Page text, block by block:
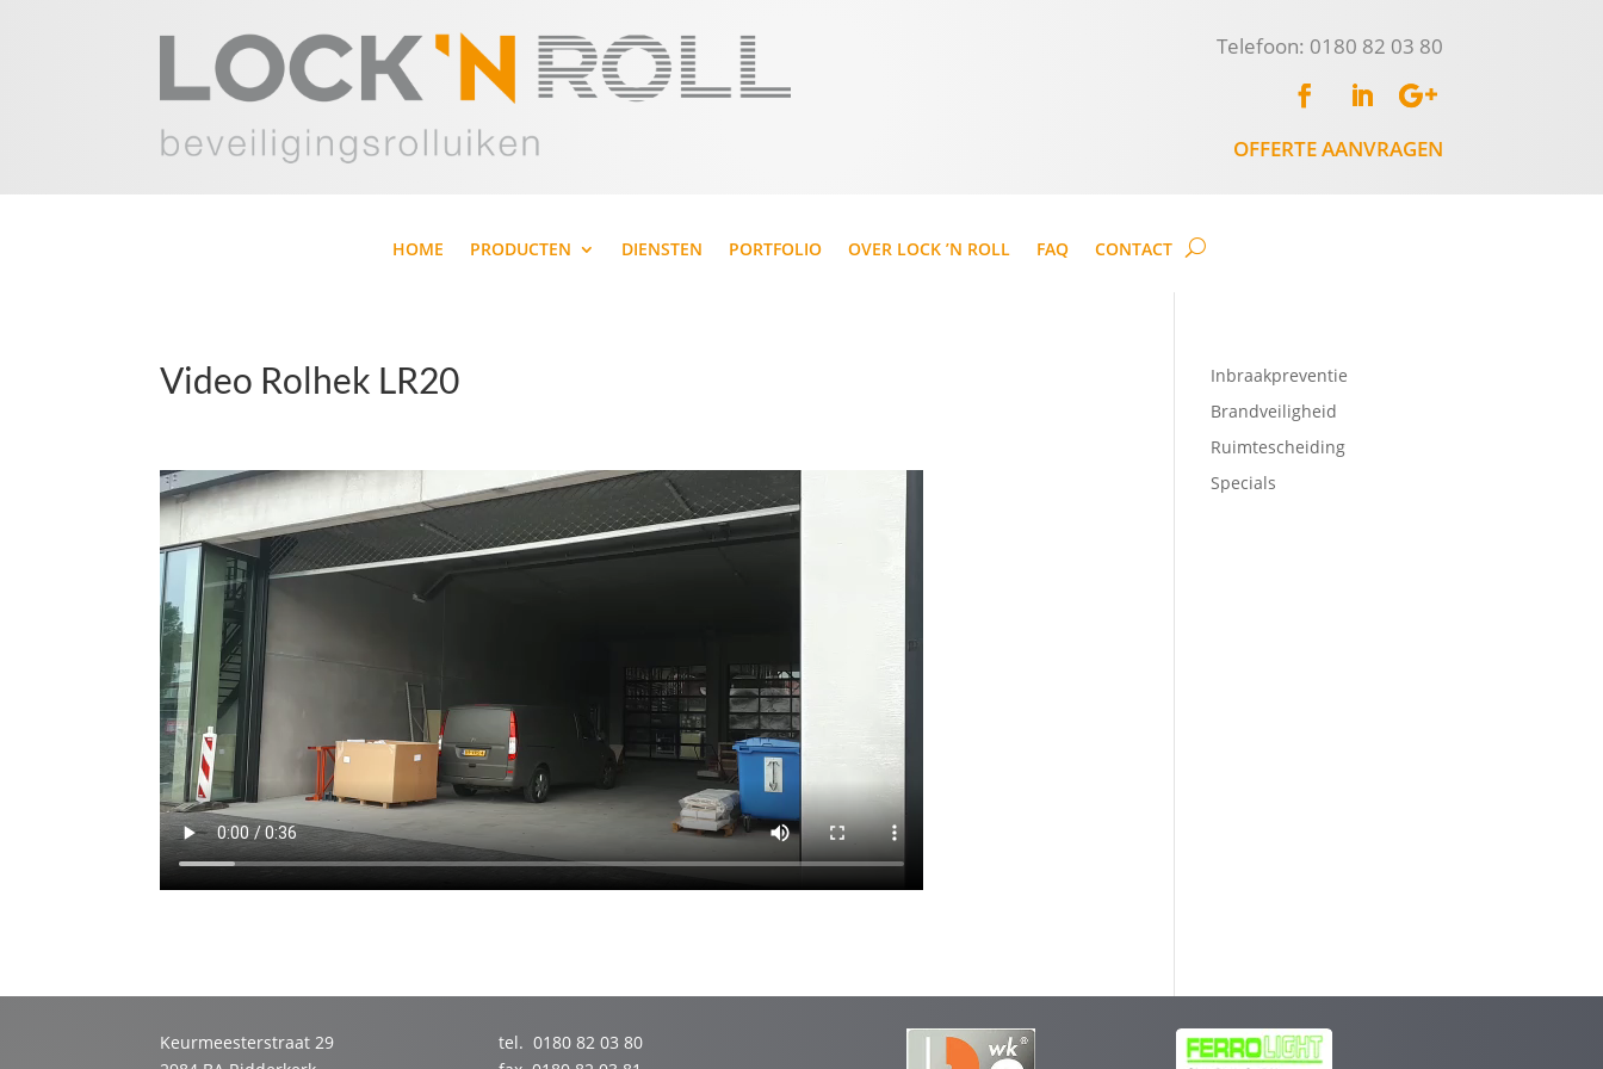
Telefoon: 0180 82 03 80
OFFERTE AANVRAGEN
HOME PRODUCTEN DIENSTEN PORTFOLIO OVER LOCK ’N ROLL FAQ CONTACT
Video Rolhek LR20
Inbraakpreventie
Brandveiligheid
Ruimtescheiding
Specials
Keurmeesterstraat 29
tel. 0180 82 03 80